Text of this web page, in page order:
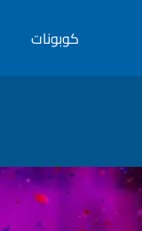
كوبونات